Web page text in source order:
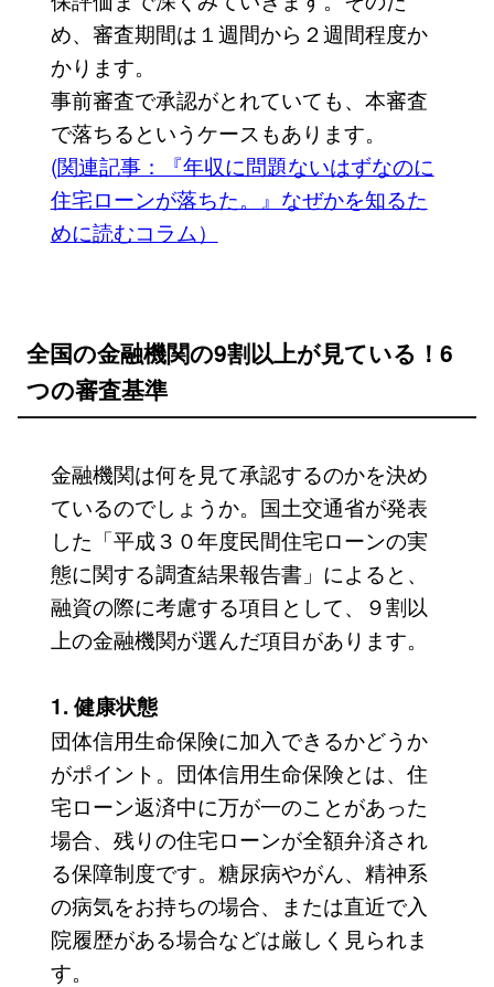
め、審査期間は１週間から２週間程度か
かります。
事前審査で承認がとれていても、本審査
で落ちるというケースもあります。
(関連記事：『年収に問題ないはずなのに
住宅ローンが落ちた。』なぜかを知るた
めに読むコラム）
全国の金融機関の9割以上が見ている！6
つの審査基準
金融機関は何を見て承認するのかを決め
ているのでしょうか。国土交通省が発表
した「平成３０年度民間住宅ローンの実
態に関する調査結果報告書」によると、
融資の際に考慮する項目として、９割以
上の金融機関が選んだ項目があります。
1. 健康状態
団体信用生命保険に加入できるかどうか
がポイント。団体信用生命保険とは、住
宅ローン返済中に万が一のことがあった
場合、残りの住宅ローンが全額弁済され
る保障制度です。糖尿病やがん、精神系
の病気をお持ちの場合、または直近で入
院履歴がある場合などは厳しく見られま
す。